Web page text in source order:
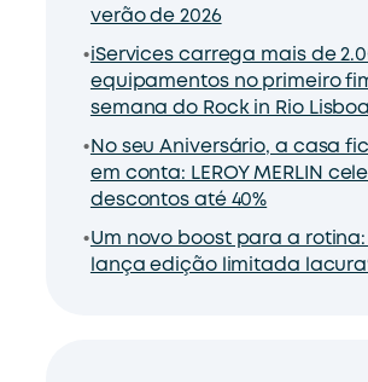
verão de 2026
iServices carrega mais de
equipamentos no primeiro
semana do Rock in Rio Lisboa
No seu Aniversário, a casa
em conta: LEROY MERLIN
descontos até 40%
Um novo boost para a rotina:
lança edição limitada